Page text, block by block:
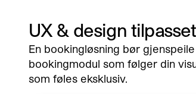
UX & design
En bookingløsning bør
bookingmodul som følger din
som føles eksklusiv.